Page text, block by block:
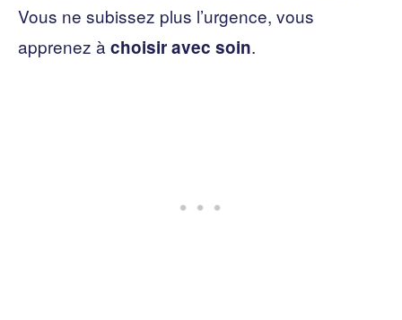
Vous ne subissez plus l’urgence, vous
apprenez à choisir avec soin.